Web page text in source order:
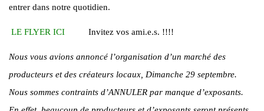
entrer dans notre quotidien.
LE FLYER ICI Invitez vos ami.e.s. !!!!
Nous vous avions annoncé l’organisation d’un marché des
producteurs et des créateurs locaux, Dimanche 29 septembre.
Nous sommes contraints d’ANNULER par manque d’exposants.